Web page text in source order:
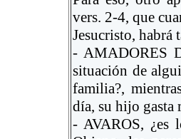
vers. 2-4, que
Jesucristo, habrá
- AMADORES
situación de
familia?,
día, su hijo gasta
- AVAROS, ¿es